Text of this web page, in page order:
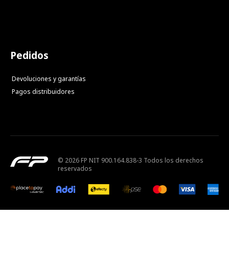
Pedidos
Devoluciones y garantías
Pagos distribuidores
© 2026 FP NIT 900.164.838-3 Todos los derechos
reservados